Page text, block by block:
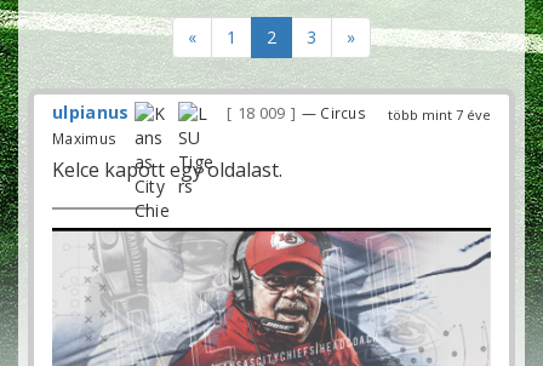
« 1 2 3 »
több mint 7 éve
ulpianus 18 009
— Circus
Maximus
Kelce kapott egy oldalast.